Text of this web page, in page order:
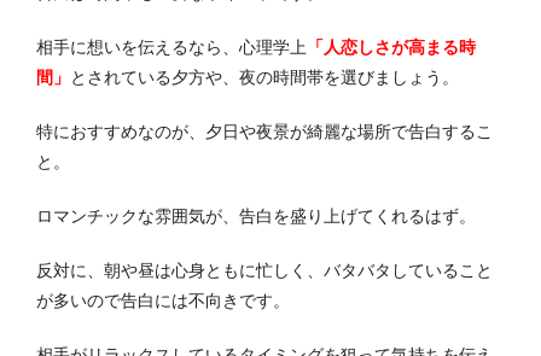
相手に想いを伝えるなら、心理学上
「人恋しさが高まる時
間」 とされている夕方や、夜の時間帯を選びましょう。
特におすすめなのが、夕日や夜景が綺麗な場所で告白するこ
と。
ロマンチックな雰囲気が、告白を盛り上げてくれるはず。
反対に、朝や昼は心身ともに忙しく、バタバタしていること
が多いので告白には不向きです。